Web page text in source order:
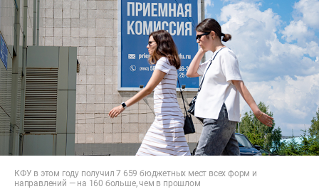
КФУ в этом году получил 7 659 бюджетных мест всех форм и
направлений — на 160 больше, чем в прошлом